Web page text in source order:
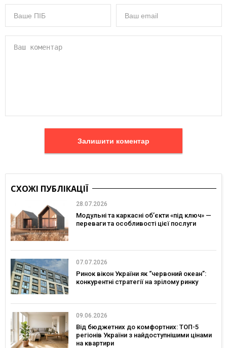
Залишити коментар
СХОЖІ ПУБЛІКАЦІЇ
28.07.2026
Модульні та каркасні об’єкти «під ключ» —
переваги та особливості цієї послуги
07.07.2026
Ринок вікон України як “червоний океан”:
конкурентні стратегії на зрілому ринку
09.06.2026
Від бюджетних до комфортних: ТОП-5
регіонів України з найдоступнішими цінами
на квартири